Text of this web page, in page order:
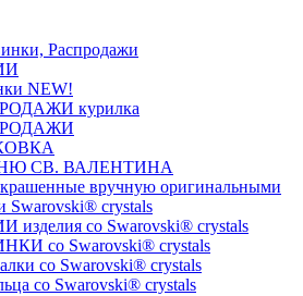
Распродажи
NEW!
курилка
СВ. ВАЛЕНТИНА
вручную оригинальными
Swarovski® crystals
изделия со Swarovski® crystals
со Swarovski® crystals
со Swarovski® crystals
со Swarovski® crystals